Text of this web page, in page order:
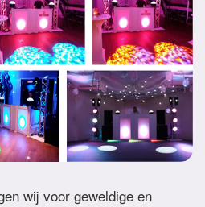
wij voor geweldige en